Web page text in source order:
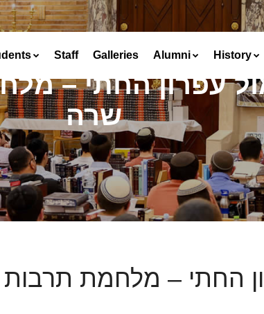
Staff Galleries Alumni History
עפרון החתי –
שרה
החתי – מלחמת